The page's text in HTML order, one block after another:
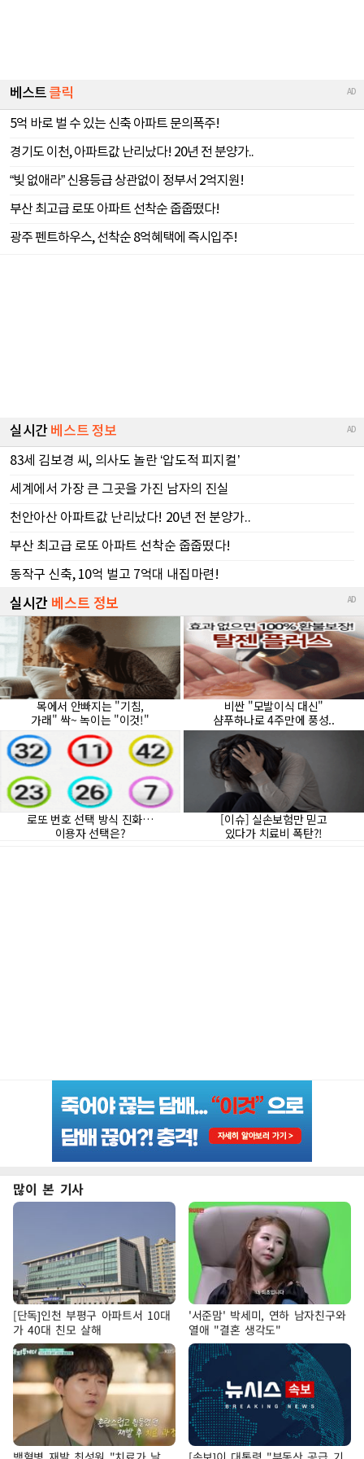
많이 본 기사
[단독]인천 부평구 아파트서 10대
가 40대 친모 살해
'서준맘' 박세미, 연하 남자친구와
열애 "결혼 생각도"